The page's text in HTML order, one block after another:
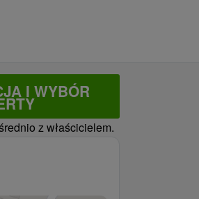
I WYBÓR
z właścicielem.